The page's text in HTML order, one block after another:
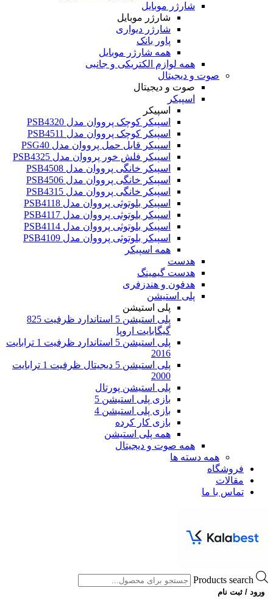
شارژر موبایل
شارژر موبایل
شارژر دیواری
پاور بانک
همه شارژر موبایل
همه لوازم الکتریکی و جانبی
صوت و دیجیتال
صوت و دیجیتال
اسپیکر
اسپیکر
اسپیکر کوچک پرووان مدل PSB4320
اسپیکر کوچک پرووان مدل PSB4511
اسپیکر قابل حمل پرووان مدل PSG40
اسپیکر فلش خور پرووان مدل PSB4325
اسپیکر خانگی پرووان مدل PSB4508
اسپیکر خانگی پرووان مدل PSB4506
اسپیکر خانگی پرووان مدل PSB4315
اسپیکر بلوتوثی پرووان مدل PSB4118
اسپیکر بلوتوثی پرووان مدل PSB4117
اسپیکر بلوتوثی پرووان مدل PSB4114
اسپیکر بلوتوثی پرووان مدل PSB4109
همه اسپیکر
هدست
هدست گیمینگ
هدفون و هندزفری
پلی استیشن
پلی استیشن
پلی استیشن 5 استاندارد ظرفیت 825
گیگابایت اروپا
پلی استیشن 5 استاندارد ظرفیت 1 ترابایت
2016
پلی استیشن 5 دیجیتال ظرفیت 1 ترابایت
2000
پلی استیشن پورتال
بازی پلی استیشن 5
بازی پلی استیشن 4
بازی کار کرده
همه پلی استیشن
همه صوت و دیجیتال
همه دسته ها
فروشگاه
مقالات
تماس با ما
Products search
ورود / ثبت نام